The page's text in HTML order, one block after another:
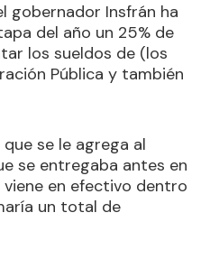
gobernador Insfrán ha
del año un 25% de
los sueldos de (los
Pública y también
se le agrega al
se entregaba antes en
en efectivo dentro
un total de